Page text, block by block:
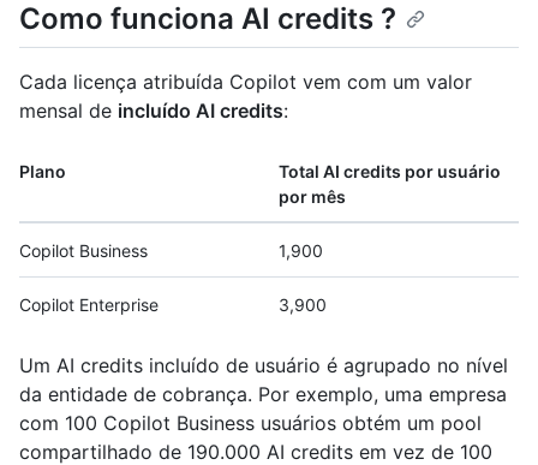
Como funciona AI credits ?
Cada licença atribuída Copilot vem com um valor
mensal de incluído AI credits:
Plano
Total AI credits por usuário
por mês
Copilot Business 1,900
Copilot Enterprise 3,900
Um AI credits incluído de usuário é agrupado no nível
da entidade de cobrança. Por exemplo, uma empresa
com 100 Copilot Business usuários obtém um pool
compartilhado de 190.000 AI credits em vez de 100